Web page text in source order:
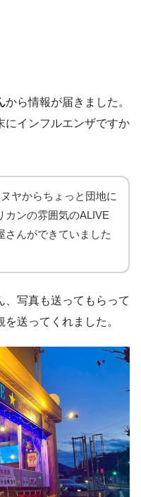
から情報が届きました。
にインフルエンザですか
ヤからちょっと団地に
カンの雰囲気のALIVE
さんができていました
、写真も送ってもらって
送ってくれました。